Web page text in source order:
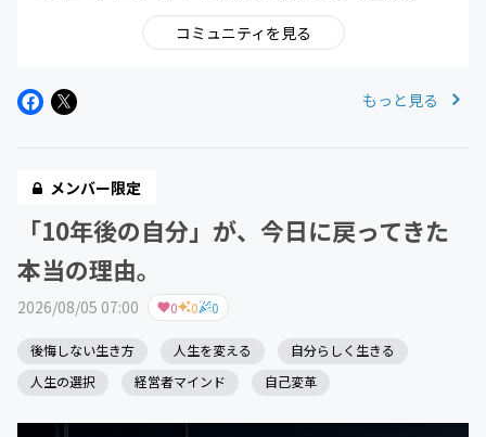
コミュニティを見る
もっと見る
メンバー限定
「10年後の自分」が、今日に戻ってきた
本当の理由。
2026/08/05 07:00 0 0 0
後悔しない生き方 人生を変える
自分らしく生きる
人生の選択
経営者マインド 自己変革